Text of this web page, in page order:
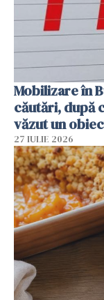
Mobilizare în
căutări, după
văzut un
27 IULIE 2026